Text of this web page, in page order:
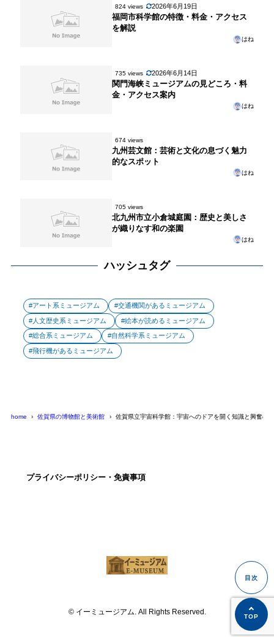
824 views 2026年6月19日
福岡市科学館の特徴・料金・アクセス
を解説
はね
735 views 2026年6月14日
関門海峡ミュージアムの見どころ・料
金・アクセス案内
はね
674 views
九州芸文館：芸術と文化の息づく魅力
的なスポット
はね
705 views
北九州市立小倉城庭園：歴史と美しさ
が織りなす和の楽園
はね
ハッシュタグ
アート系ミュージアム 交通機関があるミュージアム
人文歴史系ミュージアム 絵本が読めるミュージアム
総合系ミュージアム 自然科学系ミュージアム
飛行機があるミュージアム
home 佐賀県の博物館と美術館 佐賀県立宇宙科学館：宇宙へのドアを開く知識と興奮の場
プライバシーポリシー・免責事項
© イーミュージアム. All Rights Reserved.